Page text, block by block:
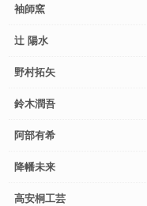
袖師窯
辻 陽水
野村拓矢
鈴木潤吾
阿部有希
降幡未来
高安桐工芸